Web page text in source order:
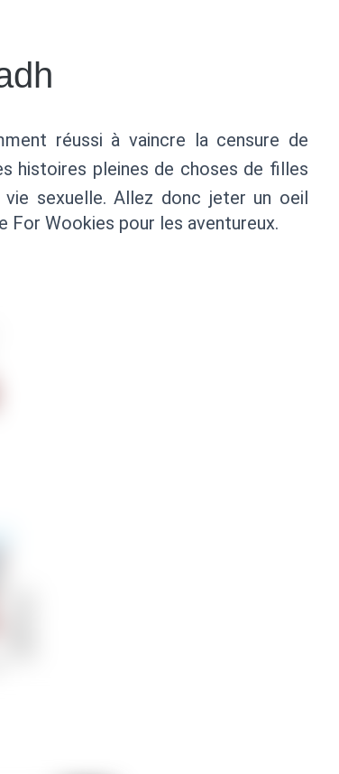
réussi à vaincre la censure de
histoires pleines de choses de filles
sexuelle. Allez donc jeter un oeil
Wookies pour les aventureux.